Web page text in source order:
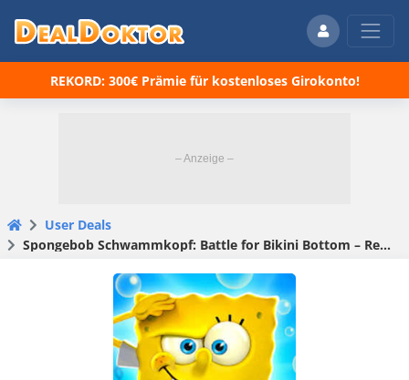
REKORD: 300€ Prämie für kostenloses Girokonto!
User Deals
Spongebob Schwammkopf: Battle for Bikini Bottom – Rehydrated für 0,99€ (statt 10€)